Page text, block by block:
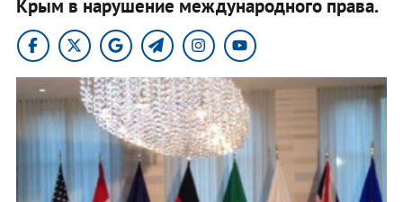
Крым в нарушение международного права.